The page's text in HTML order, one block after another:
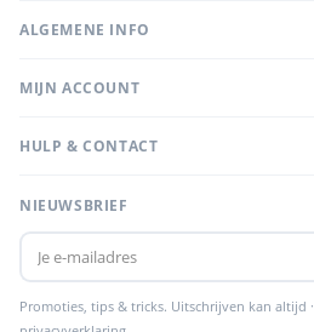
ALGEMENE INFO
MIJN ACCOUNT
HULP & CONTACT
NIEUWSBRIEF
Promoties, tips & tricks. Uitschrijven kan altijd ·